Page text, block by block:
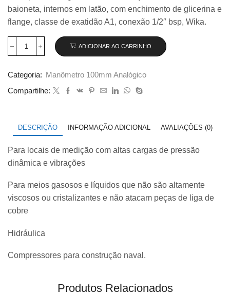
R$ 535,00.R$ 515,00.
baioneta, internos em latão, com enchimento de glicerina e
flange, classe de exatidão A1, conexão 1/2″ bsp, Wika.
Manômetro
5500
x
com
glicerina
213.54.100
quantidade
ADICIONAR AO CARRINHO
Categoria:
Manômetro 100mm Analógico
Compartilhe:
DESCRIÇÃO INFORMAÇÃO ADICIONAL AVALIAÇÕES (0)
Para locais de medição com altas cargas de pressão
dinâmica e vibrações
Para meios gasosos e líquidos que não são altamente
viscosos ou cristalizantes e não atacam peças de liga de
cobre
Hidráulica
Compressores para construção naval.
Produtos Relacionados